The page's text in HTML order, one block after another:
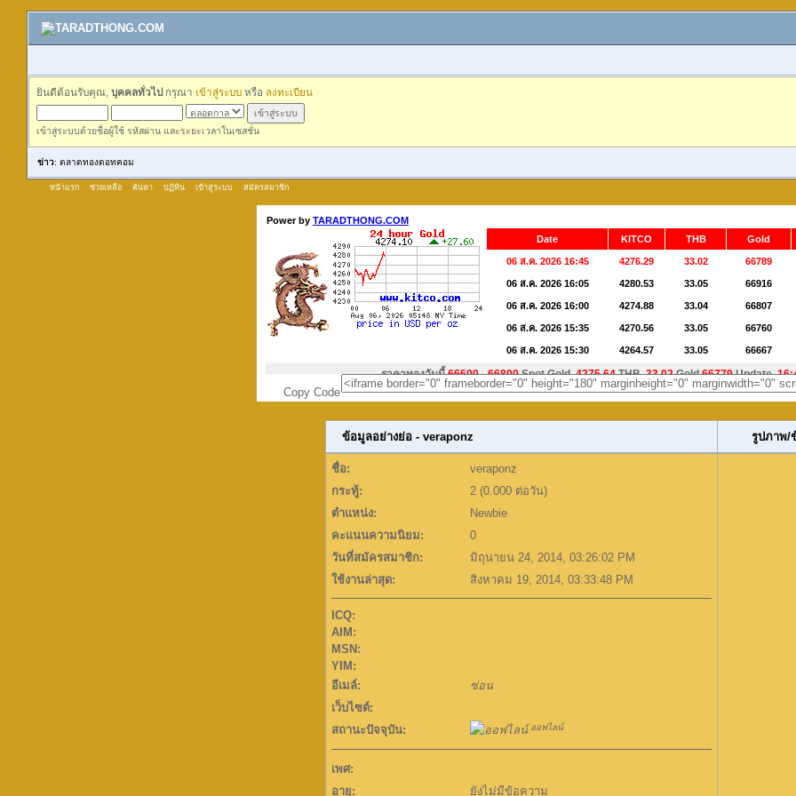
ยินดีต้อนรับคุณ, บุคคลทั่วไป กรุณา เข้าสู่ระบบ หรือ ลงทะเบียน
เข้าสู่ระบบด้วยชื่อผู้ใช้ รหัสผ่าน และระยะเวลาในเซสชั่น
ข่าว: ตลาดทองดอทคอม
หน้าแรก ช่วยเหลือ ค้นหา ปฏิทิน เข้าสู่ระบบ สมัครสมาชิก
Copy Code
ข้อมูลอย่างย่อ - veraponz รูปภาพ/
ชื่อ:
veraponz
กระทู้:
2 (0.000 ต่อวัน)
ตำแหน่ง:
Newbie
คะแนนความนิยม:
0
วันที่สมัครสมาชิก:
มิถุนายน 24, 2014, 03:26:02 PM
ใช้งานล่าสุด:
สิงหาคม 19, 2014, 03:33:48 PM
ICQ:
AIM:
MSN:
YIM:
อีเมล์:
ซ่อน
เว็บไซต์:
สถานะปัจจุบัน:
ออฟไลน์
เพศ:
อายุ:
ยังไม่มีข้อความ